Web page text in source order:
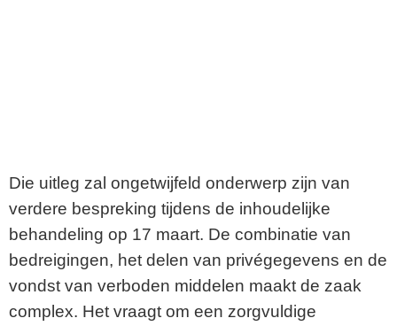
Die uitleg zal ongetwijfeld onderwerp zijn van
verdere bespreking tijdens de inhoudelijke
behandeling op 17 maart. De combinatie van
bedreigingen, het delen van privégegevens en de
vondst van verboden middelen maakt de zaak
complex. Het vraagt om een zorgvuldige